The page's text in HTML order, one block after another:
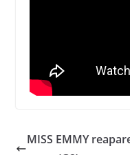
MISS EMMY